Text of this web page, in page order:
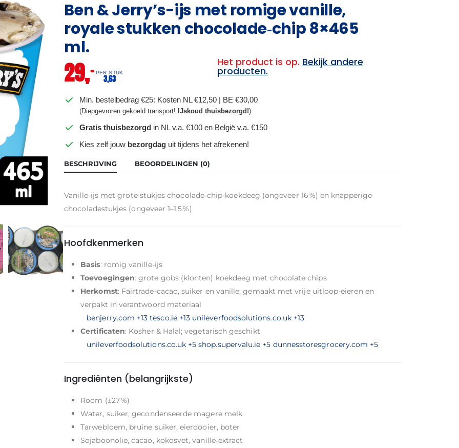
Ben & Jerry’s-ijs met romige vanille,
royale stukken chocolade‑chip 8×465
ml.
29,– PER STUK
3,63
Het product is op. Bekijk andere
producten.
Min. bestelbedrag €25: Kosten NL €12,50 | BE €30,00
(Diepgevroren gekoeld transport!IJskoud thuisbezorgd!)
Gratis thuisbezorgd in NL v.a. €100 en België v.a. €150
Kies zelf jouw bezorgdag uit tijdens het afrekenen!
BESCHRIJVING BEOORDELINGEN (0)
Vanille-ijs met grote stukjes chocolade‑chip-koekdeeg (ongeveer 16 %) en knapperige
chocoladestukjes (ongeveer 1–1,5 %)
Hoofdkenmerken
Basis: romig vanille-ijs
Toevoegingen: grote gobs (klonten) koekdeeg met chocolate chips
Herkomst: Fairtrade-cacao, suiker en vanille; gemaakt met vrije uitloop-eieren en
verpakt in verantwoord materiaal
benjerry.com +13 tesco.ie +13 unileverfoodsolutions.co.uk +13
Certificaten: Kosher & Halal; vegetarisch geschikt
unileverfoodsolutions.co.uk +5 shop.supervalu.ie +5 dunnesstoresgrocery.com +5
Ingrediënten (belangrijkste)
Room (±27 %)
Water, suiker, gecondenseerde magere melk
Tarwebloem, bruine suiker, eierdooier, boter
Sojaboonolie, cacao, kokosvet, vanille‑extract